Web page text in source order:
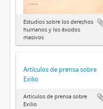
Estudios sobre los derechos
humanos y los éxodos
masivos
Artículos de prensa sobre
Exilio
Artículos de prensa sobre
Exilio